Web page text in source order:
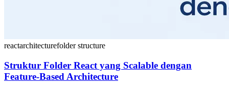
reactarchitecturefolder structure
Struktur Folder React yang Scalable dengan
Feature-Based Architecture